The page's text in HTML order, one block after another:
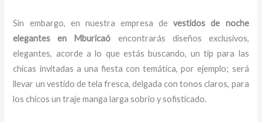
Sin embargo, en nuestra empresa devestidos de noche
elegantes en Mburicaó encontrarás diseños exclusivos,
elegantes, acorde a lo que estás buscando, un tip para las
chicas invitadas a una fiesta con temática, por ejemplo; será
llevar un vestido de tela fresca, delgada con tonos claros, para
los chicos un traje manga larga sobrio y sofisticado.